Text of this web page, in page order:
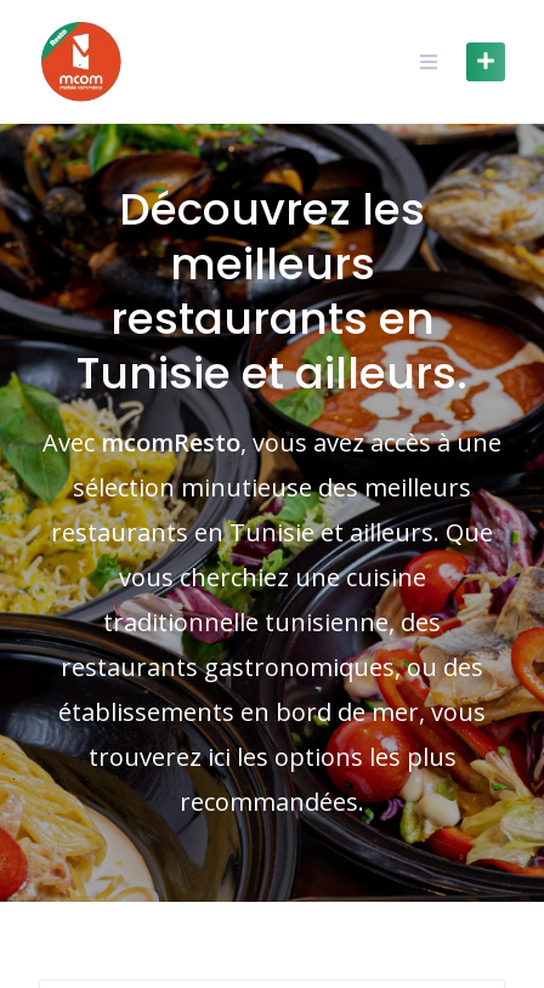
content
Découvrez les
meilleurs
restaurants en
Tunisie et ailleurs.
AvecmcomResto, vous avez accès à une
sélection minutieuse des meilleurs
restaurants en Tunisie et ailleurs. Que
vous cherchiez une cuisine
traditionnelle tunisienne, des
restaurants gastronomiques, ou des
établissements en bord de mer, vous
trouverez ici les options les plus
recommandées.